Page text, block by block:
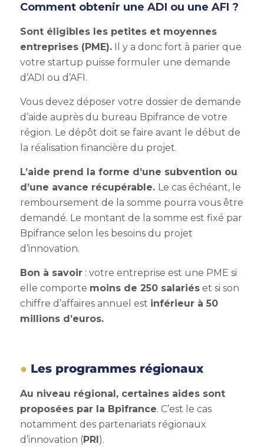
Comment obtenir une ADI ou une AFI ?
Sont éligibles les petites et moyennes
entreprises (PME).Il y a donc fort à parier que
votre startup puisse formuler une demande
d’ADI ou d’AFI.
Vous devez déposer votre dossier de demande
d’aide auprès du bureau Bpifrance de votre
région. Le dépôt doit se faire avant le début de
la réalisation financière du projet.
L’aide prend la forme d’une subvention ou
d’une avance récupérable. Le cas échéant, le
remboursement de la somme pourra vous être
demandé. Le montant de la somme est fixé par
Bpifrance selon les besoins du projet
d’innovation.
Bon à savoir: votre entreprise est une PME si
elle comporte moins de 250 salariéset si son
chiffre d’affaires annuel est inférieur à 50
millions d’euros.
Les programmes régionaux
Au niveau régional, certaines aides sont
proposées par la Bpifrance. C’est le cas
notamment des partenariats régionaux
d’innovation (PRI).